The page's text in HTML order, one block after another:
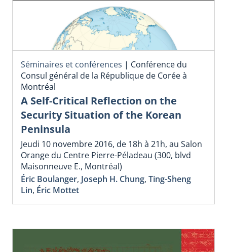
Séminaires et conférences | Conférence du
Consul général de la République de Corée à
Montréal
A Self-Critical Reflection on the
Security Situation of the Korean
Peninsula
Jeudi 10 novembre 2016, de 18h à 21h, au Salon
Orange du Centre Pierre-Péladeau (300, blvd
Maisonneuve E., Montréal)
Éric Boulanger, Joseph H. Chung, Ting-Sheng
Lin, Éric Mottet